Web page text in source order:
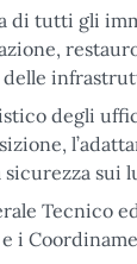
di tutti gli
degli
sui
Tecnico
i